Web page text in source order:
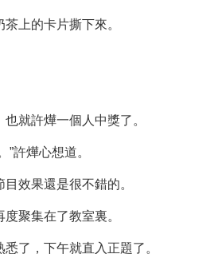
上的卡片撕下來。
就許燁一個人中獎了。
”許燁心想道。
效果還是很不錯的。
聚集在了教室裏。
了，下午就直入正題了。